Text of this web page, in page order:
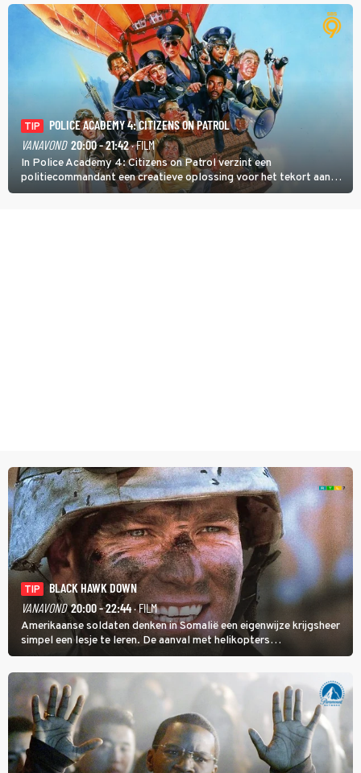
TIP
POLICE ACADEMY 4: CITIZENS ON PATROL
VANAVOND 20:00 - 21:42· FILM
In Police Academy 4: Citizens on Patrol verzint een
politiecommandant een creatieve oplossing voor het tekort aan
agenten.
TIP
BLACK HAWK DOWN
VANAVOND 20:00 - 22:44· FILM
Amerikaanse soldaten denken in Somalië een eigenwijze krijgsheer
simpel een lesje te leren. De aanval met helikopters
verloopt in Black Hawk down dramatisch.